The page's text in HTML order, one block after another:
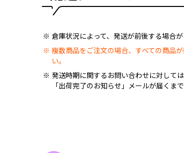
倉庫状況によって、発送が前後する場合が
複数商品をご注文の場合、すべての商品
い。
発送時期に関するお問い合わせに対して
「出荷完了のお知らせ」メールが届くま